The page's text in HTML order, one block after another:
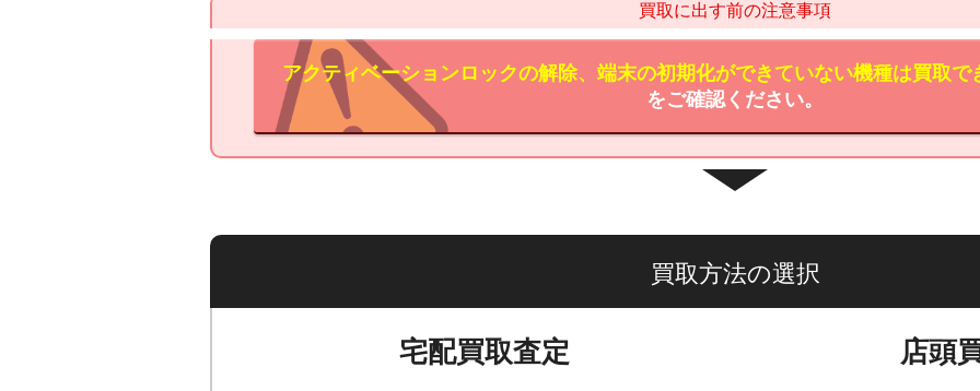
買取に出す前の注意事項
アクティベーションロックの解除、端末の初期化ができていない機種は買取で
をご確認ください。
買取方法の選択
宅配買取査定 店頭